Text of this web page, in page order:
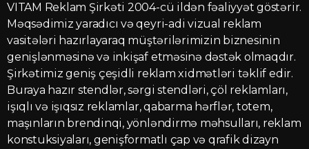
VITAM Reklam Şirkəti 2004-cü ildən fəaliyyət göstərir.
Məqsədimiz yaradıcı və qeyri-adi vizual reklam
vasitələri hazırlayaraq müştərilərimizin biznesinin
genişlənməsinə və inkişaf etməsinə dəstək olmaqdır.
Şirkətimiz geniş çeşidli reklam xidmətləri təklif edir.
Buraya hazır stendlər, sərgi stendləri, çöl reklamları,
işıqlı və işıqsız reklamlar, qabarma hərflər, totem,
maşınların brendinqi, yönləndirmə məhsulları, reklam
konstuksiyaları, genişformatlı çap və qrafik dizayn